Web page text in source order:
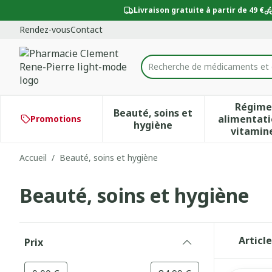
Livraison gratuite à partir de 49 €
Rendez-vousContact
Rechercher
Recherche de m
Promotions
Beauté, soins et
hygièneAfficher le sous-menu
Accueil / Beauté, soins et hygiène
Beauté, soins et hygiène
Prix